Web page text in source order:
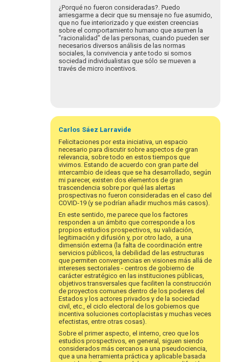
¿Porqué no fueron consideradas?. Puedo
arriesgarme a decir que su mensaje no fue asumido,
que no fue interiorizado y que existen creencias
sobre el comportamiento humano que asumen la
"racionalidad" de las personas, cuando pueden ser
necesarios diversos análisis de las normas
sociales, la convivencia y ante todo si somos
sociedad individualistas que sólo se mueven a
través de micro incentivos.
Carlos Sáez Larravide
Felicitaciones por esta iniciativa, un espacio
necesario para discutir sobre aspectos de gran
relevancia, sobre todo en estos tiempos que
vivimos. Estando de acuerdo con gran parte del
intercambio de ideas que se ha desarrollado, según
mi parecer, existen dos elementos de gran
trascendencia sobre por qué las alertas
prospectivas no fueron consideradas en el caso del
COVID-19 (y se podrían añadir muchos más casos).
En este sentido, me parece que los factores
responden a un ámbito que corresponde a los
propios estudios prospectivos, su validación,
legitimación y difusión y, por otro lado, a una
dimensión externa (la falta de coordinación entre
servicios públicos, la debilidad de las estructuras
que permiten convergencias en visiones más allá de
intereses sectoriales - centros de gobierno de
carácter estratégico en las instituciones públicas,
objetivos transversales que faciliten la construcción
de proyectos comunes dentro de los poderes del
Estados y los actores privados y de la sociedad
civil, etc., el ciclo electoral de los gobiernos que
incentiva soluciones cortoplacistas y muchas veces
efectistas, entre otras cosas).
Sobre el primer aspecto, el interno, creo que los
estudios prospectivos, en general, siguen siendo
considerados más cercanos a una pseudociencia,
que a una herramienta práctica y aplicable basada